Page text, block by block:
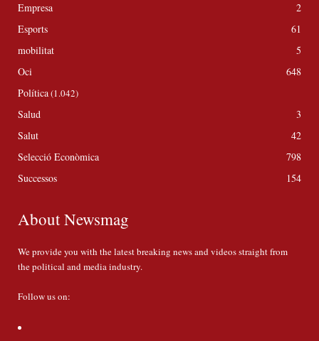
Empresa
2
Esports
61
mobilitat
5
Oci
648
Política(1.042)
Salud
3
Salut
42
Selecció Econòmica
798
Successos
154
About Newsmag
We provide you with the latest breaking news and videos straight from
the political and media industry.
Follow us on: